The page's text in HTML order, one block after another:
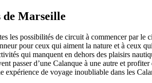
de Marseille
les possibilités de circuit à commencer par
pour ceux qui aiment la nature et à ceux
qui manquent en dehors des plaisirs
passer d’une Calanque à une autre et
expérience de voyage inoubliable dans les